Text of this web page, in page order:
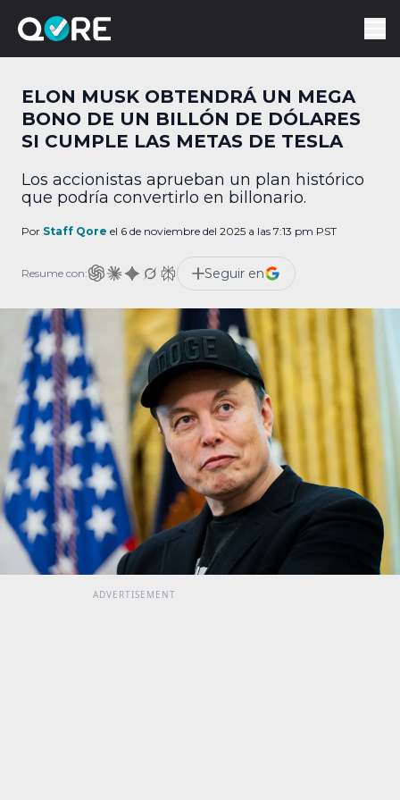
ELON MUSK OBTENDRÁ UN MEGA
BONO DE UN BILLÓN DE DÓLARES
SI CUMPLE LAS METAS DE TESLA
Los accionistas aprueban un plan histórico
que podría convertirlo en billonario.
Por Staff Qore el 6 de noviembre del 2025 a las 7:13 pm PST
Resume con: Seguir en